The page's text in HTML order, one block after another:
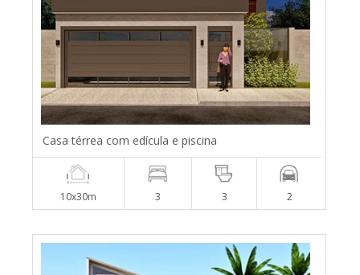
Casa térrea com edícula e piscina
10x30m 3 3 2